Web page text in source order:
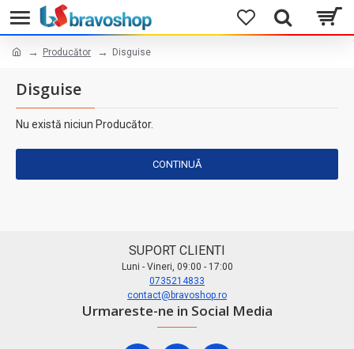
Producător Disguise
Disguise
Nu există niciun Producător.
CONTINUĂ
SUPORT CLIENTI
Luni - Vineri, 09:00 - 17:00
0735214833
contact@bravoshop.ro
Urmareste-ne in Social Media